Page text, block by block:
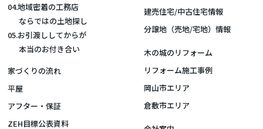
04.地域密着の工務店
ならではの土地探し
05.お引渡ししてからが
本当のお付き合い
家づくりの流れ
平屋
アフター・保証
ZEH目標公表資料
建売住宅/中古住宅情報
分譲地（売地/宅地）情報
木の城のリフォーム
リフォーム施工事例
岡山市エリア
倉敷市エリア